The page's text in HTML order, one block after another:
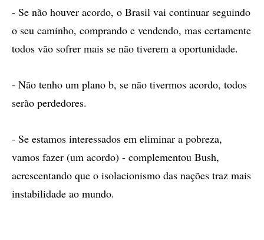
- Se não houver acordo, o Brasil vai continuar seguindo
o seu caminho, comprando e vendendo, mas certamente
todos vão sofrer mais se não tiverem a oportunidade.
- Não tenho um plano b, se não tivermos acordo, todos
serão perdedores.
- Se estamos interessados em eliminar a pobreza,
vamos fazer (um acordo) - complementou Bush,
acrescentando que o isolacionismo das nações traz mais
instabilidade ao mundo.